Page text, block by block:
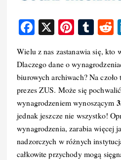
F
c
e
b
o
o
k
X
Pi
er
e
st
T
m
bl
r
t
Wielu z nas zastanawia się, kto
Dlaczego dane o
biurowych archiwach? Na
prezes ZUS. Może się
wynagrodzeniem wynoszącym
jednak jeszcze nie wszystko!
wynagrodzenia, zarabia więcej
nadzorczych w różnych
całkowite przychody mogą